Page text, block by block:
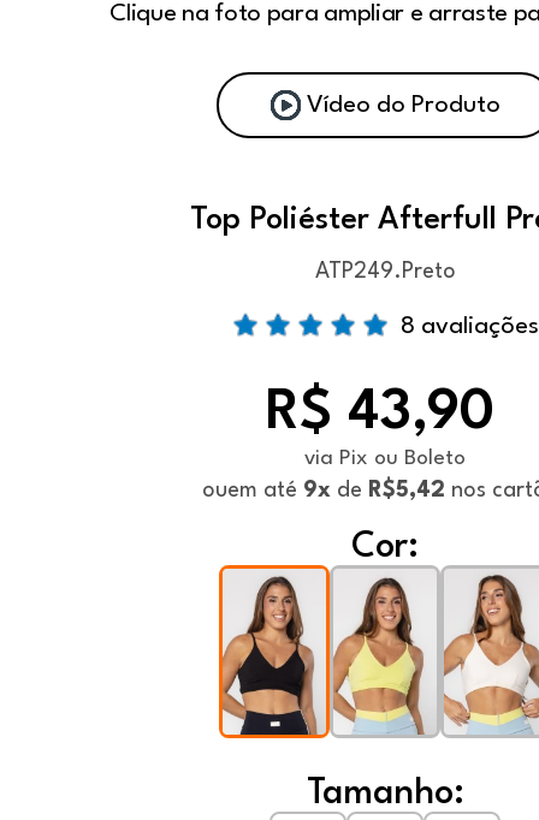
Clique na foto para ampliar e arraste
Vídeo do Produto
Top Poliéster Afterfull
ATP249.Preto
8 avaliações
R$ 43,90
via Pix ou Boleto
ouem até 9x de R$5,42 nos
Cor:
Tamanho: